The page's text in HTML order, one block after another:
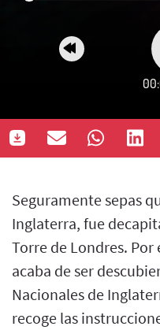
Seguramente sepas
Inglaterra, fue
Torre de Londres.
acaba de ser
Nacionales de
recoge las